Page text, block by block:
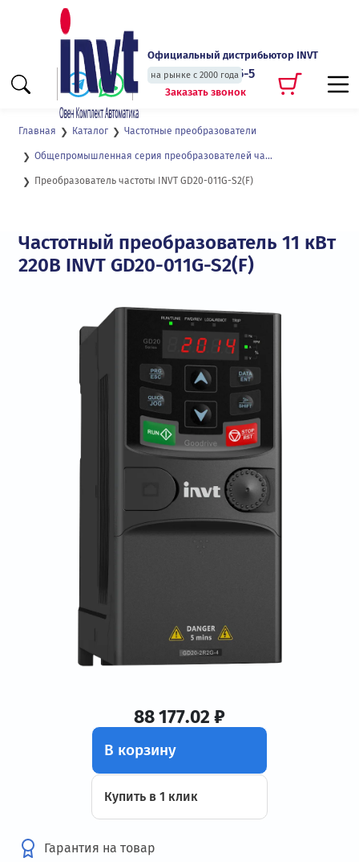
Официальный дистрибьютор INVT
на рынке с 2000 года
+7 (495) 135-135-5
Заказать звонок
Главная Каталог Частотные преобразователи
Общепромышленная серия преобразователей частоты с векторным управлением для двигателей до 2,2 кВт GD20
Преобразователь частоты INVT GD20-011G-S2(F)
Частотный преобразователь 11 кВт
220В INVT GD20-011G-S2(F)
88 177.02 ₽
В корзину
Купить в 1 клик
Гарантия на товар